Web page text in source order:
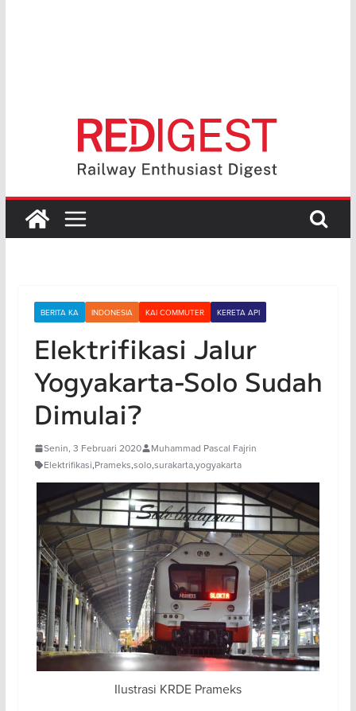
BERITA KA INDONESIA KAI COMMUTER KERETA API
Elektrifikasi Jalur
Yogyakarta-Solo Sudah
Dimulai?
Senin, 3 Februari 2020
Muhammad Pascal Fajrin
Elektrifikasi,Prameks,solo,surakarta,yogyakarta
Ilustrasi KRDE Prameks